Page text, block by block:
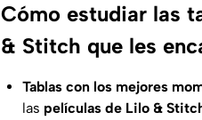
Cómo estudiar las
& Stitch que les
Tablas con los mejores
las películas de Lilo &